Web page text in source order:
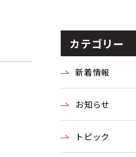
カテゴリー
新着情報
お知らせ
トピック